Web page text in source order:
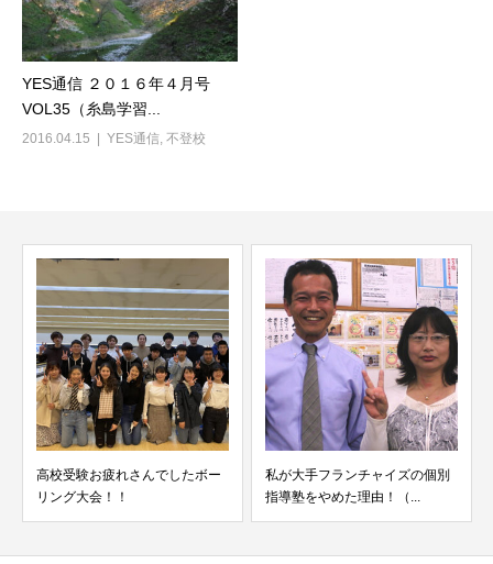
YES通信 ２０１６年４月号
VOL35（糸島学習...
2016.04.15 YES通信 不登校
高校受験お疲れさんでしたボー
リング大会！！
私が大手フランチャイズの個別
指導塾をやめた理由！（...